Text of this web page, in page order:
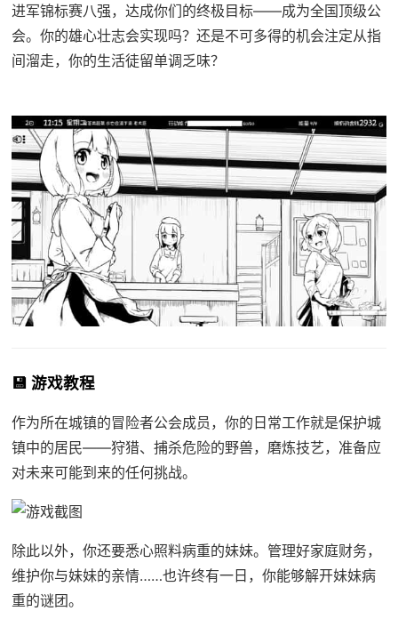
进军锦标赛八强，达成你们的终极目标——成为全国顶级公
会。你的雄心壮志会实现吗？还是不可多得的机会注定从指
间溜走，你的生活徒留单调乏味？
💾 游戏教程
作为所在城镇的冒险者公会成员，你的日常工作就是保护城
镇中的居民——狩猎、捕杀危险的野兽，磨炼技艺，准备应
对未来可能到来的任何挑战。
除此以外，你还要悉心照料病重的妹妹。管理好家庭财务，
维护你与妹妹的亲情……也许终有一日，你能够解开妹妹病
重的谜团。